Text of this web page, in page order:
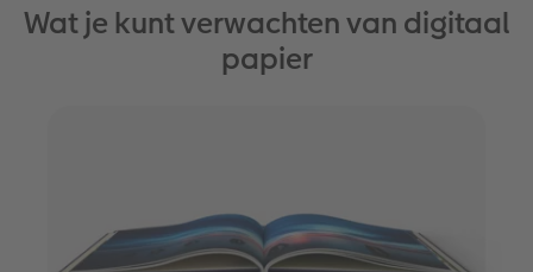
Wat je kunt verwachten van digitaal
papier